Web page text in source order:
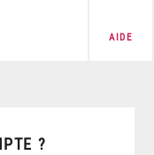
AIDE
?